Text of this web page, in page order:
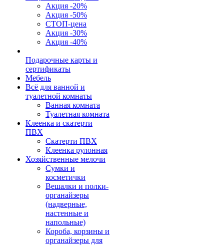
Акция -20%
Акция -50%
СТОП-цена
Акция -30%
Акция -40%
Подарочные карты и
сертификаты
Мебель
Всё для ванной и
туалетной комнаты
Ванная комната
Туалетная комната
Клеенка и скатерти
ПВХ
Скатерти ПВХ
Клеенка рулонная
Хозяйственные мелочи
Сумки и
косметички
Вешалки и полки-
органайзеры
(надверные,
настенные и
напольные)
Короба, корзины и
органайзеры для